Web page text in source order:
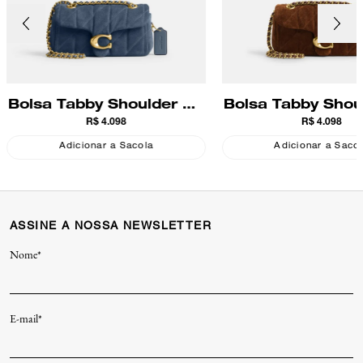
Bolsa Tabby Shoulder 20
Suede Quilting Coach
R$ 4.098
Adicionar a Sacola
Bolsa Tabby
With Quilting
Coach
R$ 4.098
Adicionar a
ASSINE A NOSSA NEWSLETTER
Nome*
E-mail*